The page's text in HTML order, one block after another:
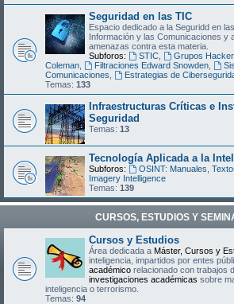
Seguridad en las TIC
Espacio dedicado a la Seguridd en
Información y las Comunicaciones y
amenazas contra esta materia.
Subforos:
STIC, Grupos Hacker,
Coleman
Filtraciones Edward Snowden,
Comunicaciones
Estrategias de
Temas: 133
Infraestructuras Críticas e
Seguridad
Temas: 13
Tecnología Aplicada a la
Subforos: OSINT: Manuales,
Imagery Intelligence
Temas: 139
CURSOS, ESTUDIOS Y
Cursos y Estudios
Área dedicada a Máster, Cursos y
inteligencia, impartidos por entes
académico relacionado con trabajos
investigaciones académicas sobre
inteligencia o terrorismo.
Temas: 94